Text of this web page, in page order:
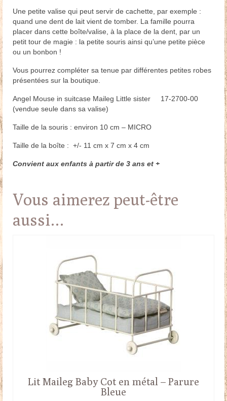
Une petite valise qui peut servir de cachette, par exemple :
quand une dent de lait vient de tomber. La famille pourra
placer dans cette boîte/valise, à la place de la dent, par un
petit tour de magie : la petite souris ainsi qu’une petite pièce
ou un bonbon !
Vous pourrez compléter sa tenue par différentes petites robes
présentées sur la boutique.
Angel Mouse in suitcase Maileg Little sister 17-2700-00
(vendue seule dans sa valise)
Taille de la souris : environ 10 cm – MICRO
Taille de la boîte : +/- 11 cm x 7 cm x 4 cm
Convient aux enfants à partir de 3 ans et +
Vous aimerez peut-être
aussi…
Lit Maileg Baby Cot en métal – Parure
Bleue